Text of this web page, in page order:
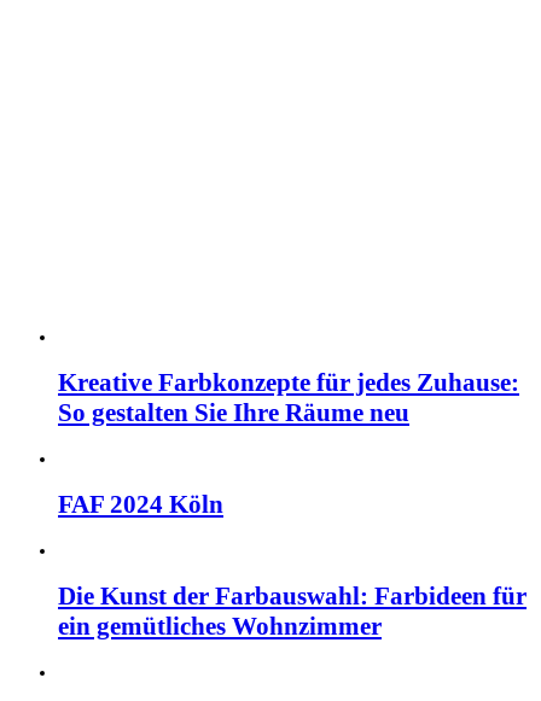
Kreative Farbkonzepte für jedes Zuhause:
So gestalten Sie Ihre Räume neu
FAF 2024 Köln
Die Kunst der Farbauswahl: Farbideen für
ein gemütliches Wohnzimmer